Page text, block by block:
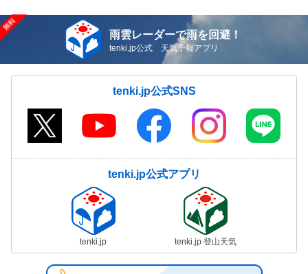
雨雲レーダーで雨を回避！
tenki.jp公式 天気予報アプリ
tenki.jp公式SNS
tenki.jp公式アプリ
tenki.jp tenki.jp 登山天気